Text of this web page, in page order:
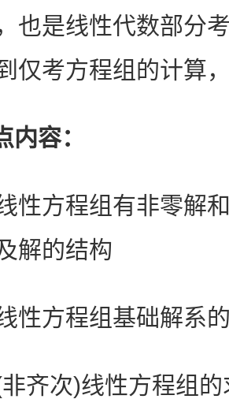
也是线性代数部分
仅考方程组的计算
内容：
方程组有非零解和
解的结构
方程组基础解系的
次)线性方程组的